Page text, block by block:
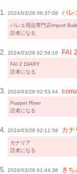
2024/03/28 06:37:08 バレ
バレエ用品専門店Import
読者になる
2024/03/28 02:58:16 FAI
FAI 2 DIARY
読者になる
2024/03/28 02:53:44
Puppet River
読者になる
2024/03/28 02:11:58 カナ
カナリア
読者になる
2024/03/28 01:44:38 きち